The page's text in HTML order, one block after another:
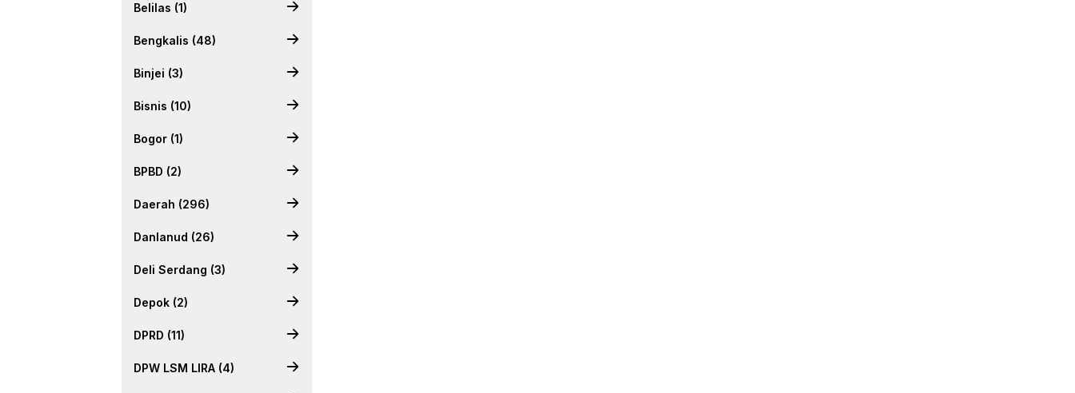
Belilas (1)
Bengkalis (48)
Binjei (3)
Bisnis (10)
Bogor (1)
BPBD (2)
Daerah (296)
Danlanud (26)
Deli Serdang (3)
Depok (2)
DPRD (11)
DPW LSM LIRA (4)